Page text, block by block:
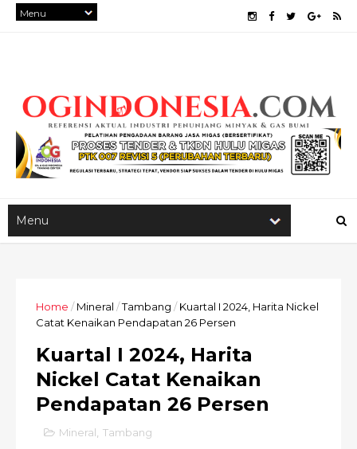
Home / Mineral /Tambang / Kuartal I 2024, Harita Nickel
Catat Kenaikan Pendapatan 26 Persen
Kuartal I 2024, Harita
Nickel Catat Kenaikan
Pendapatan 26 Persen
Mineral, Tambang